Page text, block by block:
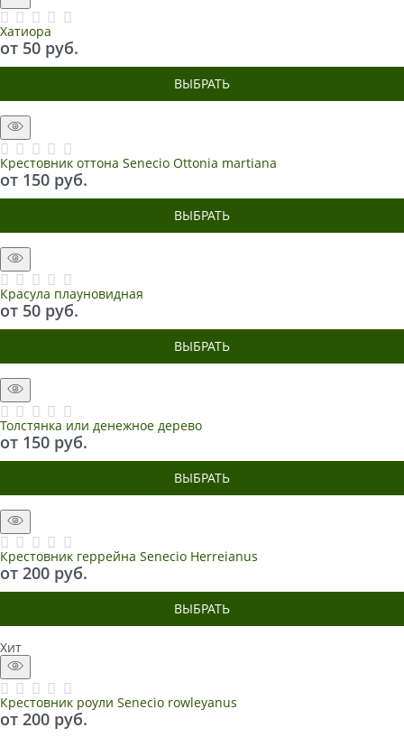
Хатиора
от 50 руб.
ВЫБРАТЬ
Крестовник оттона Senecio Ottonia martiana
от 150 руб.
ВЫБРАТЬ
Красула плауновидная
от 50 руб.
ВЫБРАТЬ
Толстянка или денежное дерево
от 150 руб.
ВЫБРАТЬ
Крестовник геррейна Senecio Herreianus
от 200 руб.
ВЫБРАТЬ
Хит
Крестовник роули Senecio rowleyanus
от 200 руб.